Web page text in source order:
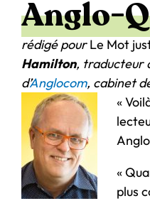
Anglo-
rédigé pourLe Mot
Hamilton, traducteur
d’Anglocom, cabinet
«
«
plus